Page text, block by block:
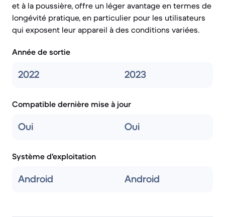
et à la poussière, offre un léger avantage en termes de
longévité pratique, en particulier pour les utilisateurs
qui exposent leur appareil à des conditions variées.
Année de sortie
2022 2023
Compatible dernière mise à jour
Oui Oui
Système d'exploitation
Android Android